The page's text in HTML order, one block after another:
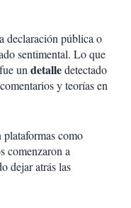
declaración pública o
sentimental. Lo que
undetalledetectado
y teorías en
como
comenzaron a
dejar atrás las